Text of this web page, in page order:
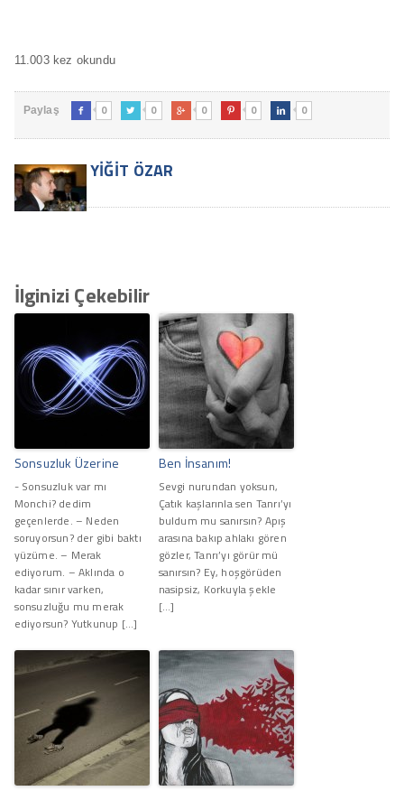
11.003 kez okundu
Paylaş  0  0  0  0  0
YIĞIT ÖZAR
İlginizi Çekebilir
Sonsuzluk Üzerine
- Sonsuzluk var mı
Monchi? dedim
geçenlerde. – Neden
soruyorsun? der gibi baktı
yüzüme. – Merak
ediyorum. – Aklında o
kadar sınır varken,
sonsuzluğu mu merak
ediyorsun? Yutkunup […]
Ben İnsanım!
Sevgi nurundan yoksun,
Çatık kaşlarınla sen Tanrı’yı
buldum mu sanırsın? Apış
arasına bakıp ahlakı gören
gözler, Tanrı’yı görür mü
sanırsın? Ey, hoşgörüden
nasipsiz, Korkuyla şekle
[…]